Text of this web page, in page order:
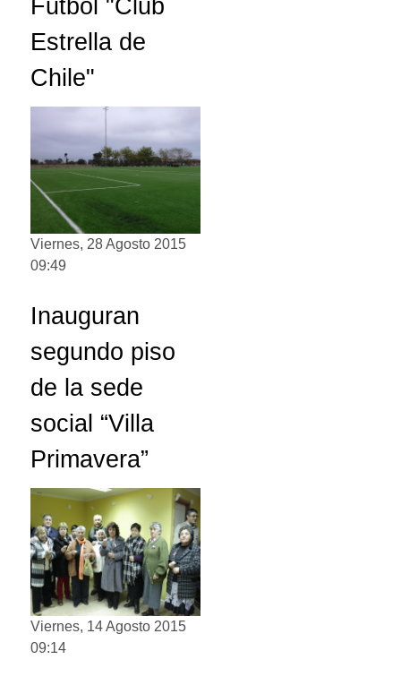
Futbol "Club
Estrella de
Chile"
Viernes, 28 Agosto 2015
09:49
Inauguran
segundo piso
de la sede
social “Villa
Primavera”
Viernes, 14 Agosto 2015
09:14